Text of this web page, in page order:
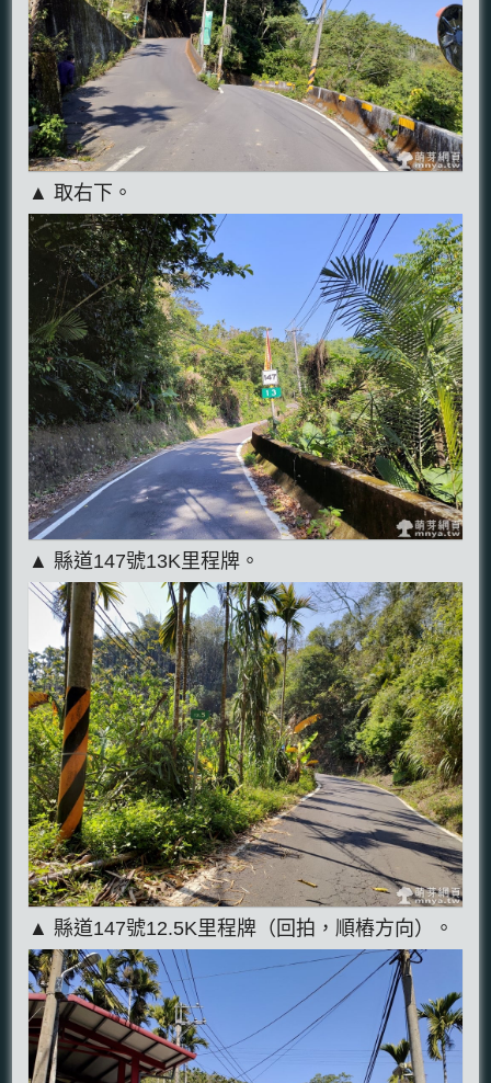
▲ 取右下。
▲ 縣道147號13K里程牌。
▲ 縣道147號12.5K里程牌（回拍，順樁方向）。